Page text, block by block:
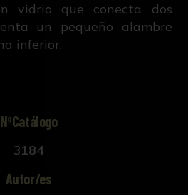
vidrio que conecta dos
un pequeño alambre
inferior.
NºCatálogo
3184
Autor/es